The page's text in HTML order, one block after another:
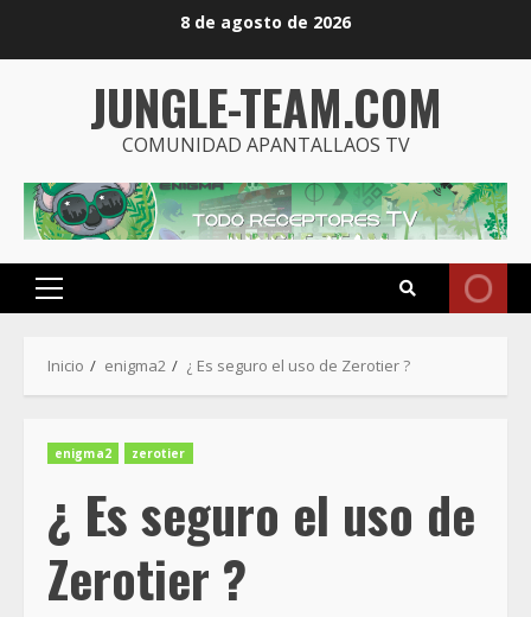
8 de agosto de 2026
JUNGLE-TEAM.COM
COMUNIDAD APANTALLAOS TV
Menú
Inicio enigma2 ¿ Es seguro el uso de Zerotier ?
enigma2 zerotier
¿ Es seguro el uso de
Zerotier ?